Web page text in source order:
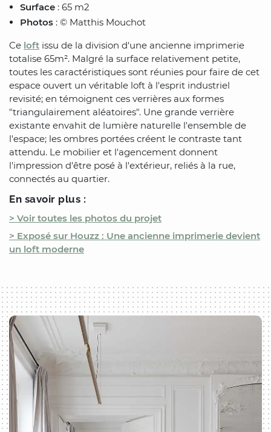
Surface : 65 m2
Photos : © Matthis Mouchot
Ce loft issu de la division d'une ancienne imprimerie
totalise 65m². Malgré la surface relativement petite,
toutes les caractéristiques sont réunies pour faire de cet
espace ouvert un véritable loft à l'esprit industriel
revisité; en témoignent ces verrières aux formes
"triangulairement aléatoires". Une grande verrière
existante envahit de lumière naturelle l'ensemble de
l'espace; les ombres portées créent le contraste tant
attendu. Le mobilier et l'agencement donnent
l'impression d'être posé à l'extérieur, reliés à la rue,
connectés au quartier.
En savoir plus :
> Voir toutes les photos du projet
> Exposé sur Houzz : Une ancienne imprimerie devient
un loft moderne